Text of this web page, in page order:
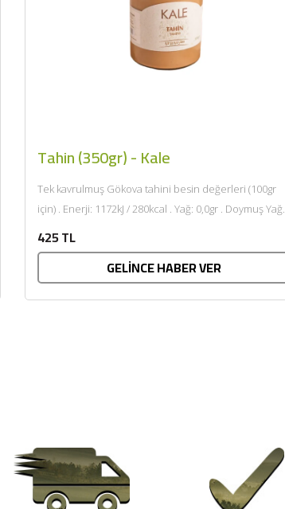
Tahin (350gr) - Kale
Tek kavrulmuş Gökova tahini besin değerleri (100gr
için) . Enerji: 1172kJ / 280kcal . Yağ: 0,0gr . Doymuş Yağ:
425 TL
GELİNCE HABER VER